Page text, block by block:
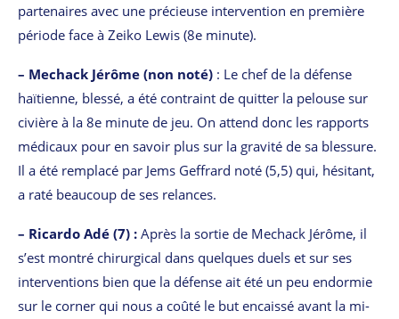
partenaires avec une précieuse intervention en première
période face à Zeiko Lewis (8e minute).
– Mechack Jérôme (non noté) : Le chef de la défense
haïtienne, blessé, a été contraint de quitter la pelouse sur
civière à la 8e minute de jeu. On attend donc les rapports
médicaux pour en savoir plus sur la gravité de sa blessure.
Il a été remplacé par Jems Geffrard noté (5,5) qui, hésitant,
a raté beaucoup de ses relances.
– Ricardo Adé (7) : Après la sortie de Mechack Jérôme, il
s’est montré chirurgical dans quelques duels et sur ses
interventions bien que la défense ait été un peu endormie
sur le corner qui nous a coûté le but encaissé avant la mi-